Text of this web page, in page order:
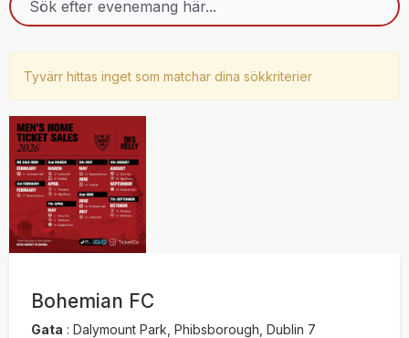
Tyvärr hittas inget som matchar dina sökkriterier
Bohemian FC
Gata : Dalymount Park, Phibsborough, Dublin 7